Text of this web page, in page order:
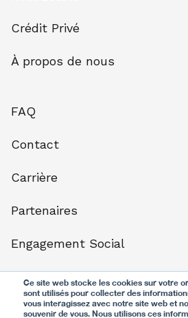
Ce site web stocke les cookies sur votre
sont utilisés pour collecter des
vous interagissez avec notre site web et
souvenir de vous. Nous utilisons ces
Crédit Privé
À propos de nous
FAQ
Contact
Carrière
Partenaires
Engagement Social
Presse
Protection des données